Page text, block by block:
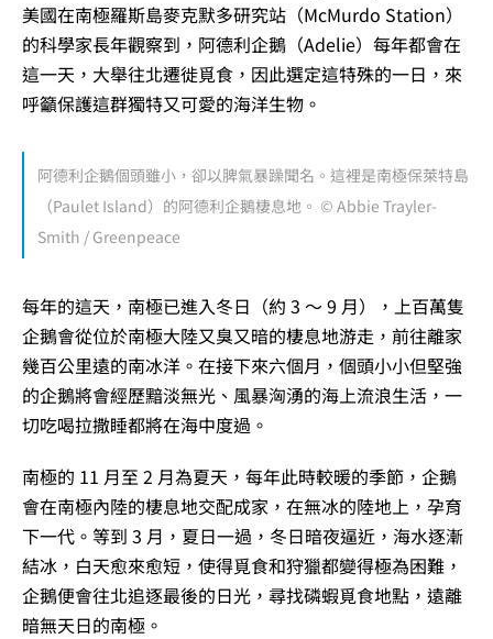
美國在南極羅斯島麥克默多研究站（McMurdo Station）
的科學家長年觀察到，阿德利企鵝（Adelie）每年都會在
這一天，大舉往北遷徙覓食，因此選定這特殊的一日，來
呼籲保護這群獨特又可愛的海洋生物。
阿德利企鵝個頭雖小，卻以脾氣暴躁聞名。這裡是南極保萊特島
（Paulet Island）的阿德利企鵝棲息地。 © Abbie Trayler-
Smith / Greenpeace
每年的這天，南極已進入冬日（約 3 ～ 9 月），上百萬隻
企鵝會從位於南極大陸又臭又暗的棲息地游走，前往離家
幾百公里遠的南冰洋。在接下來六個月，個頭小小但堅強
的企鵝將會經歷黯淡無光、風暴洶湧的海上流浪生活，一
切吃喝拉撒睡都將在海中度過。
南極的 11 月至 2 月為夏天，每年此時較暖的季節，企鵝
會在南極內陸的棲息地交配成家，在無冰的陸地上，孕育
下一代。等到 3 月，夏日一過，冬日暗夜逼近，海水逐漸
結冰，白天愈來愈短，使得覓食和狩獵都變得極為困難，
企鵝便會往北追逐最後的日光，尋找磷蝦覓食地點，遠離
暗無天日的南極。